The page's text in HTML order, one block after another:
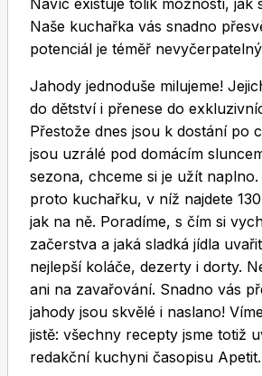
Toprecepty.cz
Navíc existuje tolik možností, jak
Naše kuchařka vás snadno
potenciál je téměř
Jahody jednoduše milujeme!
do dětství i přenese do
Přestože dnes jsou k dostání po
jsou uzrálé pod domácím
sezona, chceme si je užít naplno.
proto kuchařku, v níž najdete
jak na ně. Poradíme, s čím si
začerstva a jaká sladká jídla
nejlepší koláče, dezerty i dorty.
ani na zavařování. Snadno vás
jahody jsou skvělé i naslano!
jistě: všechny recepty jsme totiž
redakční kuchyni časopisu Apetit.